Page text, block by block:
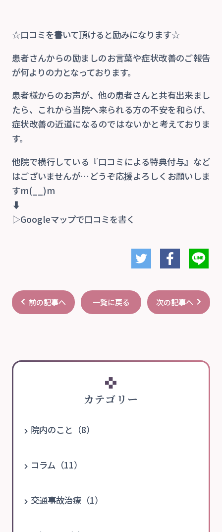
☆口コミを書いて頂けると励みになります☆
患者さんからの励ましのお言葉や症状改善のご報告
が何よりの力となっております。
患者様からのお声が、他の患者さんと共有出来まし
たら、これから当院へ来られる方の不安を和らげ、
症状改善の近道になるのではないかと考えておりま
す。
他院で横行している『口コミによる特典付与』など
はございませんが…どうぞ応援よろしくお願いしま
すm(__)m
⬇
▷Googleマップで口コミを書く
前の記事へ 一覧に戻る 次の記事へ
カテゴリー
院内のこと（8）
コラム（11）
交通事故治療（1）